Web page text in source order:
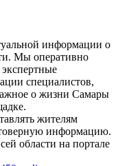
информации о
Мы оперативно
специалистов,
о жизни Самары
жителям
информацию.
области на портале